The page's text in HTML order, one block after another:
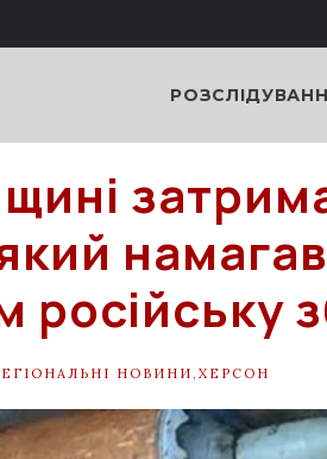
російську
НОВИНИ ХЕРСОН